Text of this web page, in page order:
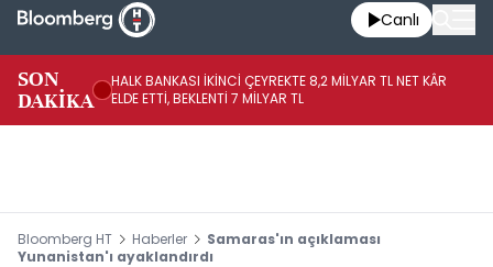
Canlı
SON
DAKİKA
HALK BANKASI İKİNCİ ÇEYREKTE 8,2 MİLYAR TL NET KÂR
ELDE ETTİ, BEKLENTİ 7 MİLYAR TL
Bloomberg HT Haberler
Samaras'ın açıklaması
Yunanistan'ı ayaklandırdı